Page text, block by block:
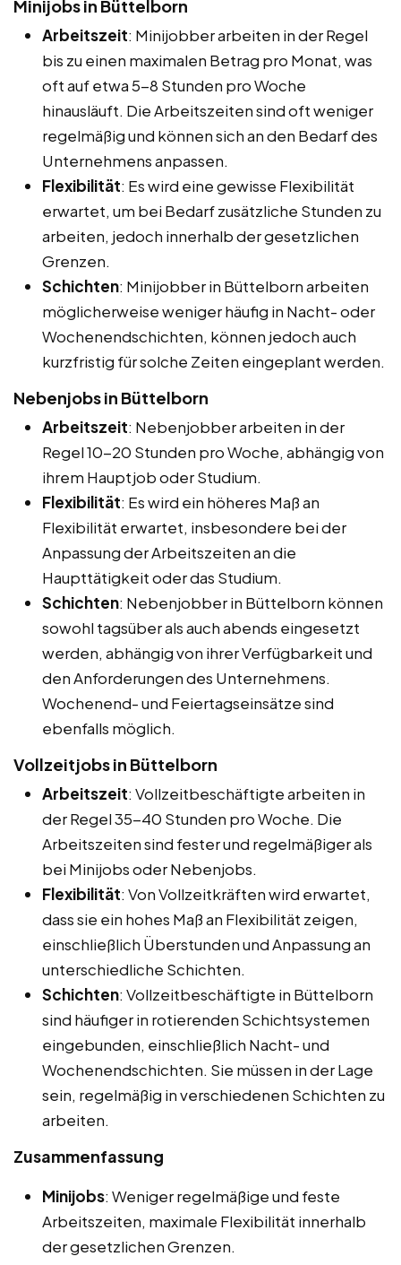
Minijobs in Büttelborn
Arbeitszeit: Minijobber arbeiten in der Regel
bis zu einen maximalen Betrag pro Monat, was
oft auf etwa 5-8 Stunden pro Woche
hinausläuft. Die Arbeitszeiten sind oft weniger
regelmäßig und können sich an den Bedarf des
Unternehmens anpassen.
Flexibilität: Es wird eine gewisse Flexibilität
erwartet, um bei Bedarf zusätzliche Stunden zu
arbeiten, jedoch innerhalb der gesetzlichen
Grenzen.
Schichten: Minijobber in Büttelborn arbeiten
möglicherweise weniger häufig in Nacht- oder
Wochenendschichten, können jedoch auch
kurzfristig für solche Zeiten eingeplant werden.
Nebenjobs in Büttelborn
Arbeitszeit: Nebenjobber arbeiten in der
Regel 10-20 Stunden pro Woche, abhängig von
ihrem Hauptjob oder Studium.
Flexibilität: Es wird ein höheres Maß an
Flexibilität erwartet, insbesondere bei der
Anpassung der Arbeitszeiten an die
Haupttätigkeit oder das Studium.
Schichten: Nebenjobber in Büttelborn können
sowohl tagsüber als auch abends eingesetzt
werden, abhängig von ihrer Verfügbarkeit und
den Anforderungen des Unternehmens.
Wochenend- und Feiertagseinsätze sind
ebenfalls möglich.
Vollzeitjobs in Büttelborn
Arbeitszeit: Vollzeitbeschäftigte arbeiten in
der Regel 35-40 Stunden pro Woche. Die
Arbeitszeiten sind fester und regelmäßiger als
bei Minijobs oder Nebenjobs.
Flexibilität: Von Vollzeitkräften wird erwartet,
dass sie ein hohes Maß an Flexibilität zeigen,
einschließlich Überstunden und Anpassung an
unterschiedliche Schichten.
Schichten: Vollzeitbeschäftigte in Büttelborn
sind häufiger in rotierenden Schichtsystemen
eingebunden, einschließlich Nacht- und
Wochenendschichten. Sie müssen in der Lage
sein, regelmäßig in verschiedenen Schichten zu
arbeiten.
Zusammenfassung
Minijobs: Weniger regelmäßige und feste
Arbeitszeiten, maximale Flexibilität innerhalb
der gesetzlichen Grenzen.